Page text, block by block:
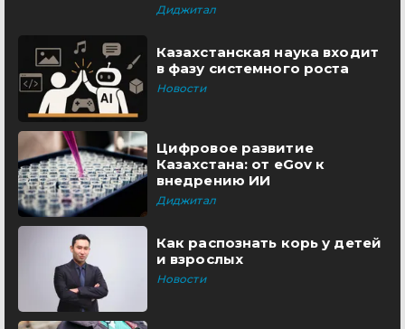
Диджитал
Казахстанская наука входит
в фазу системного роста
Новости
Цифровое развитие
Казахстана: от eGov к
внедрению ИИ
Диджитал
Как распознать корь у детей
и взрослых
Новости